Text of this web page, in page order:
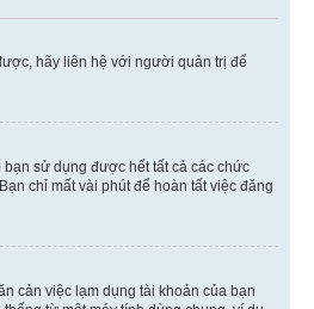
hãy liên hệ với người quản trị để
sử dụng được hết tất cả các chức
chỉ mất vài phút để hoàn tất việc đăng
cản việc lạm dụng tài khoản của bạn